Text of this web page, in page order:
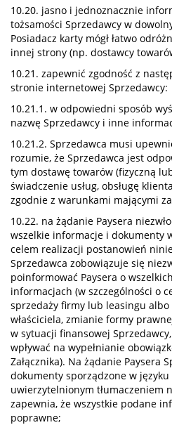
10.20. jasno i jednoznacznie
tożsamości Sprzedawcy w
Posiadacz karty mógł łatwo
innej strony (np. dostawcy
10.21. zapewnić zgodność z
stronie internetowej Sprzedawcy:
10.21.1. w odpowiedni sposób
nazwę Sprzedawcy i inne
10.21.2. Sprzedawca musi
rozumie, że Sprzedawca jest
tym dostawę towarów (fizyczną
świadczenie usług, obsługę
zgodnie z warunkami mającymi
10.22. na żądanie Paysera
wszelkie informacje i dokumenty
celem realizacji postanowień
Sprzedawca zobowiązuje się
poinformować Paysera o
informacjach (w szczególności o
sprzedaży firmy lub leasingu
właściciela, zmianie formy
w sytuacji finansowej
wpływać na wypełnianie
Załącznika). Na żądanie Paysera
dokumenty sporządzone w
uwierzytelnionym tłumaczeniem
zapewnia, że wszystkie podane
poprawne;